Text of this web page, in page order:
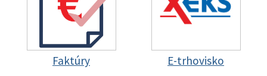
Faktúry E-trhovisko